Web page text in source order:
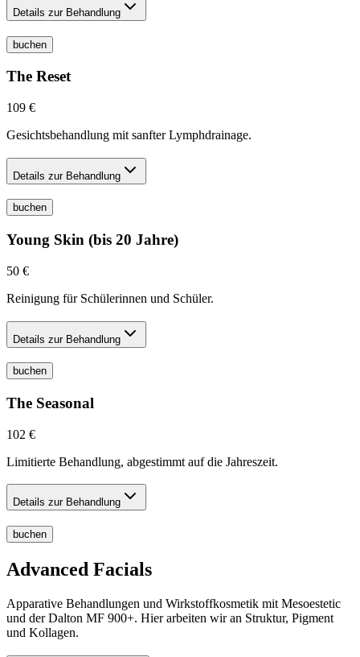
Details zur Behandlung
buchen
The Reset
109 €
Gesichtsbehandlung mit sanfter Lymphdrainage.
Details zur Behandlung
buchen
Young Skin (bis 20 Jahre)
50 €
Reinigung für Schülerinnen und Schüler.
Details zur Behandlung
buchen
The Seasonal
102 €
Limitierte Behandlung, abgestimmt auf die Jahreszeit.
Details zur Behandlung
buchen
Advanced Facials
Apparative Behandlungen und Wirkstoffkosmetik mit Mesoestetic
und der Dalton MF 900+. Hier arbeiten wir an Struktur, Pigment
und Kollagen.